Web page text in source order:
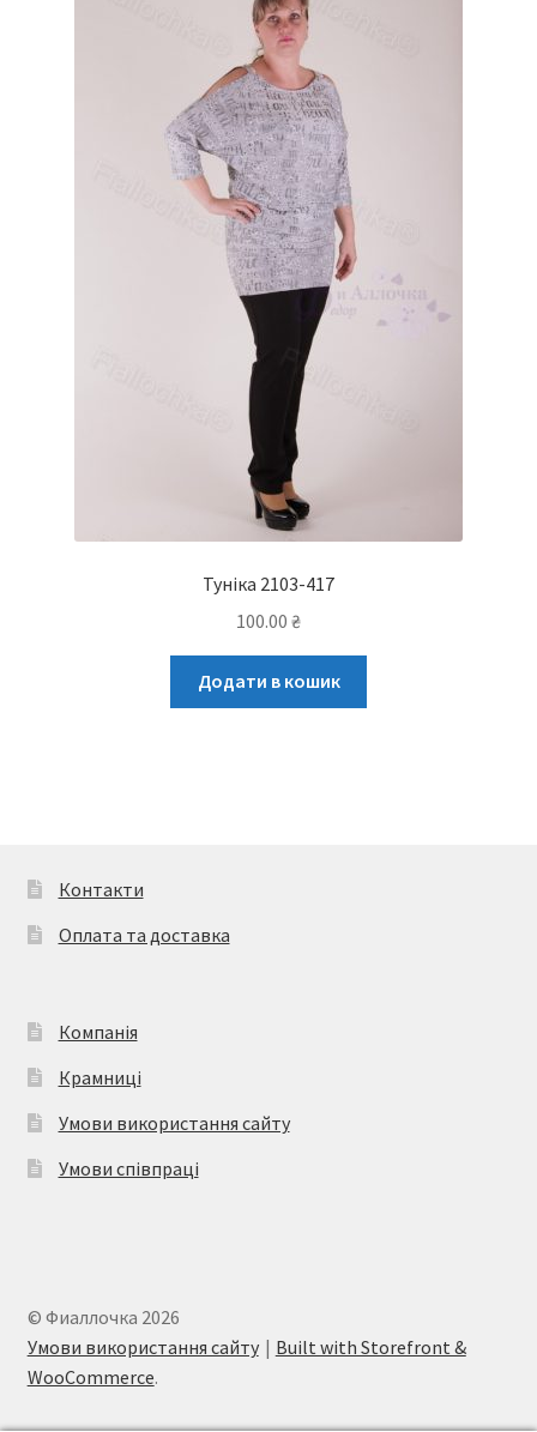
Туніка 2103-417
100.00 ₴
Додати в кошик
Контакти
Оплата та доставка
Компанія
Крамниці
Умови використання сайту
Умови співпраці
© Фиаллочка 2026
Умови використання сайту
Built with Storefront &
WooCommerce.